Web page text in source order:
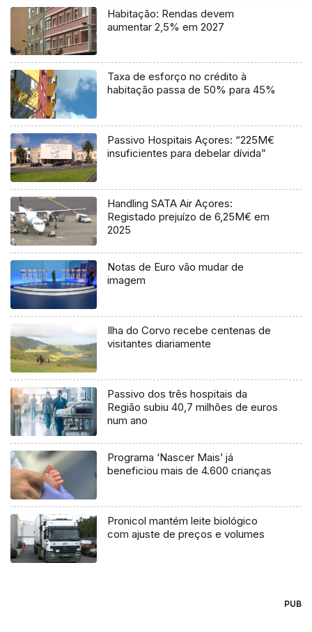
Habitação: Rendas devem
aumentar 2,5% em 2027
Taxa de esforço no crédito à
habitação passa de 50% para 45%
Passivo Hospitais Açores: “225M€
insuficientes para debelar dívida”
Handling SATA Air Açores:
Registado prejuízo de 6,25M€ em
2025
Notas de Euro vão mudar de
imagem
Ilha do Corvo recebe centenas de
visitantes diariamente
Passivo dos três hospitais da
Região subiu 40,7 milhões de euros
num ano
Programa ‘Nascer Mais’ já
beneficiou mais de 4.600 crianças
Pronicol mantém leite biológico
com ajuste de preços e volumes
PUB